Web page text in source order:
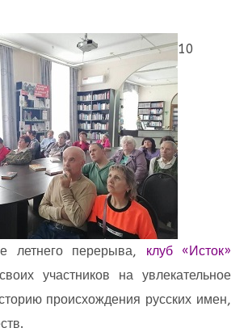
10
летнего перерыва, клуб «Исток»
участников на увлекательное
происхождения русских имен,